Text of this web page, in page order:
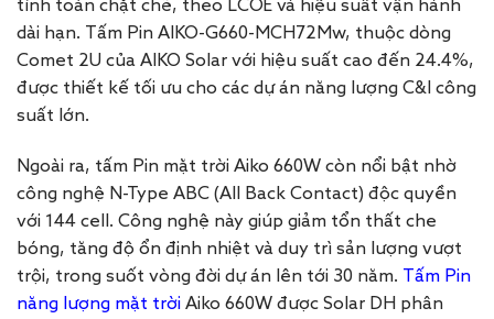
tính toán chặt chẽ, theo LCOE và hiệu suất vận hành
dài hạn. Tấm Pin AIKO-G660-MCH72Mw, thuộc dòng
Comet 2U của AIKO Solar với hiệu suất cao đến 24.4%,
được thiết kế tối ưu cho các dự án năng lượng C&I công
suất lớn.
Ngoài ra, tấm Pin mặt trời Aiko 660W còn nổi bật nhờ
công nghệ N-Type ABC (All Back Contact) độc quyền
với 144 cell. Công nghệ này giúp giảm tổn thất che
bóng, tăng độ ổn định nhiệt và duy trì sản lượng vượt
trội, trong suốt vòng đời dự án lên tới 30 năm.
Tấm Pin
năng lượng mặt trời Aiko 660W được Solar DH phân